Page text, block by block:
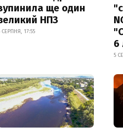
ще один
НПЗ
СЕРПНЯ, 17:55
6
5